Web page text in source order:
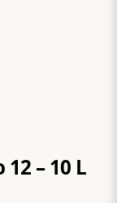
– 10 L